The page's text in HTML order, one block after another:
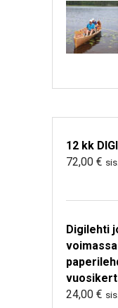
12 kk
72,00 €
Digilehti
24,00 €